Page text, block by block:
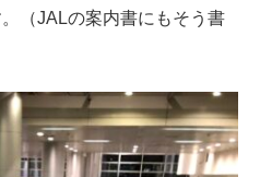
（JALの案内書にもそう書